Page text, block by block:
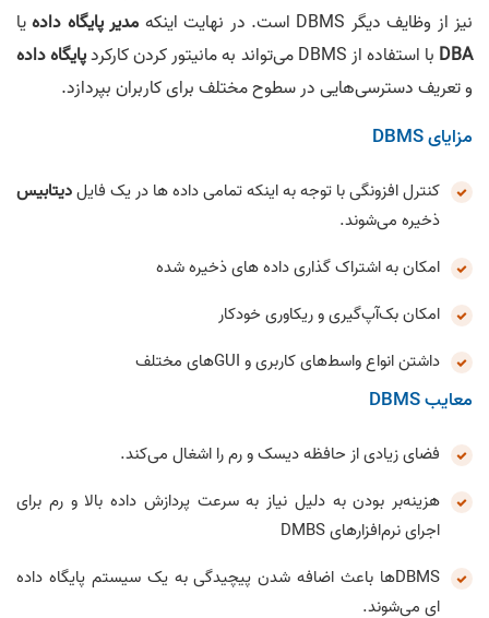
نیز از وظایف دیگر DBMS است. در نهایت اینکه
مدیر پایگاه دادهیا
DBA با استفاده از DBMS می‌تواند به مانیتور کردن کارکرد
پایگاه داده
و تعریف دسترسی‌هایی در سطوح مختلف برای کاربران بپردازد.
مزایای DBMS
کنترل افزونگی با توجه به اینکه تمامی داده ها در یک فایلدیتابیس
ذخیره می‌شوند.
امکان به اشتراک گذاری داده های ذخیره شده
امکان بک‌آپ‌گیری و ریکاوری خودکار
داشتن انواع واسط‌های کاربری و GUIهای مختلف
معایب DBMS
فضای زیادی از حافظه دیسک و رم را اشغال می‌کند.
هزینه‌بر بودن به دلیل نیاز به سرعت پردازش داده بالا و رم برای
اجرای نرم‌افزارهای DMBS
DBMSها باعث اضافه شدن پیچیدگی به یک سیستم پایگاه داده
ای می‌شوند.